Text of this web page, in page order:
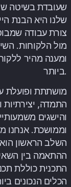
שעובדת בשיטה
שלנו היא הבנת
צורת עבודה
מול הלקוחות.
ומענה מהיר
ביותר.
התמדה,
והישגים
וממושכת. אנחנו
השלב הראשון
ההתאמה בין
התכנית כוללת
הכלים הנכונים